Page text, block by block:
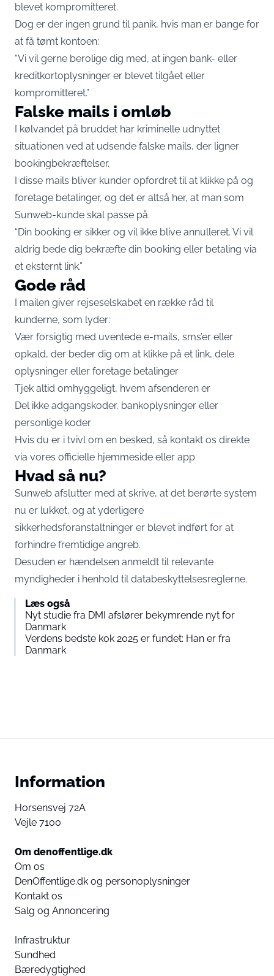
blevet kompromitteret.
Dog er der ingen grund til panik, hvis man er bange for
at få tømt kontoen:
“Vi vil gerne berolige dig med, at ingen bank- eller
kreditkortoplysninger er blevet tilgået eller
kompromitteret.”
Falske mails i omløb
I kølvandet på bruddet har kriminelle udnyttet
situationen ved at udsende falske mails, der ligner
bookingbekræftelser.
I disse mails bliver kunder opfordret til at klikke på og
foretage betalinger, og det er altså her, at man som
Sunweb-kunde skal passe på.
“Din booking er sikker og vil ikke blive annulleret. Vi vil
aldrig bede dig bekræfte din booking eller betaling via
et eksternt link.”
Gode råd
I mailen giver rejseselskabet en række råd til
kunderne, som lyder:
Vær forsigtig med uventede e-mails, sms’er eller
opkald, der beder dig om at klikke på et link, dele
oplysninger eller foretage betalinger
Tjek altid omhyggeligt, hvem afsenderen er
Del ikke adgangskoder, bankoplysninger eller
personlige koder
Hvis du er i tvivl om en besked, så kontakt os direkte
via vores officielle hjemmeside eller app
Hvad så nu?
Sunweb afslutter med at skrive, at det berørte system
nu er lukket, og at yderligere
sikkerhedsforanstaltninger er blevet indført for at
forhindre fremtidige angreb.
Desuden er hændelsen anmeldt til relevante
myndigheder i henhold til databeskyttelsesreglerne.
Læs også
Nyt studie fra DMI afslører bekymrende nyt for
Danmark
Verdens bedste kok 2025 er fundet: Han er fra
Danmark
Information
Horsensvej 72A
Vejle 7100
Om denoffentlige.dk
Om os
DenOffentlige.dk og personoplysninger
Kontakt os
Salg og Annoncering
Infrastruktur
Sundhed
Bæredygtighed